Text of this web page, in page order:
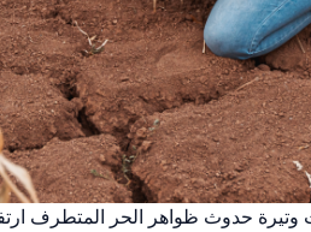
حدوث ظواهر الحر المتطرف